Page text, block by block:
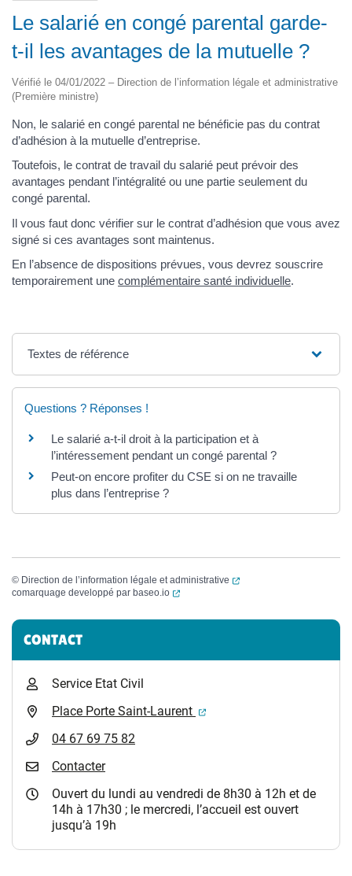
Le salarié en congé parental garde-
t-il les avantages de la mutuelle ?
Vérifié le 04/01/2022 – Direction de l’information légale et administrative
(Première ministre)
Non, le salarié en congé parental ne bénéficie pas du contrat
d’adhésion à la mutuelle d’entreprise.
Toutefois, le contrat de travail du salarié peut prévoir des
avantages pendant l’intégralité ou une partie seulement du
congé parental.
Il vous faut donc vérifier sur le contrat d’adhésion que vous avez
signé si ces avantages sont maintenus.
En l’absence de dispositions prévues, vous devrez souscrire
temporairement une complémentaire santé individuelle.
Textes de référence
Questions ? Réponses !
Le salarié a-t-il droit à la participation et à
l’intéressement pendant un congé parental ?
Peut-on encore profiter du CSE si on ne travaille
plus dans l’entreprise ?
© Direction de l’information légale et administrative
(ouverture dans un
comarquage developpé par baseo.io (ouverture dans un nouvel onglet)
Informations complémentaires
CONTACT
Service Etat Civil
Place Porte Saint-Laurent
(ouverture dans un
04 67 69 75 82
Contacter
Ouvert du lundi au vendredi de 8h30 à 12h et de
14h à 17h30 ; le mercredi, l’accueil est ouvert
jusqu’à 19h